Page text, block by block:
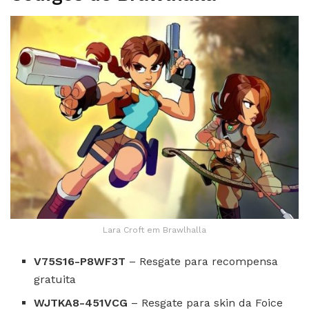
Lara Croft em Brawlhalla
V75S16-P8WF3T – Resgate para recompensa
gratuita
WJTKA8-451VCG – Resgate para skin da Foice